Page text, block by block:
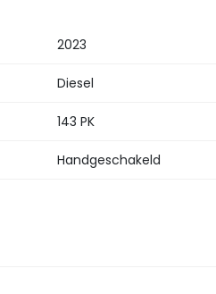
2023
Diesel
143 PK
Handgeschakeld